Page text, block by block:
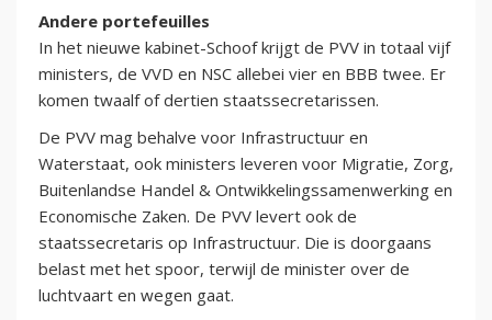
Andere portefeuilles
In het nieuwe kabinet-Schoof krijgt de PVV in totaal vijf
ministers, de VVD en NSC allebei vier en BBB twee. Er
komen twaalf of dertien staatssecretarissen.
De PVV mag behalve voor Infrastructuur en
Waterstaat, ook ministers leveren voor Migratie, Zorg,
Buitenlandse Handel & Ontwikkelingssamenwerking en
Economische Zaken. De PVV levert ook de
staatssecretaris op Infrastructuur. Die is doorgaans
belast met het spoor, terwijl de minister over de
luchtvaart en wegen gaat.